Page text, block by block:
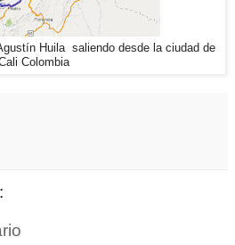
Huila saliendo desde la ciudad de
Colombia